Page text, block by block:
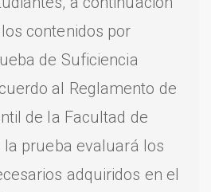
contenidos por
de Suficiencia
al Reglamento de
de la Facultad de
la prueba evaluará los
adquiridos en el